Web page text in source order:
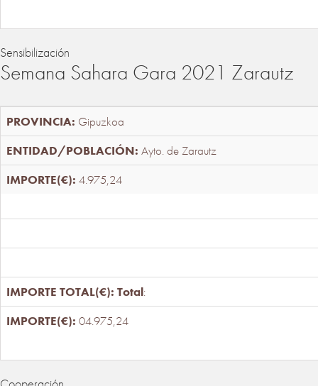
Sensibilización
Semana Sahara Gara 2021 Zarautz
Gipuzkoa
Ayto. de Zarautz
4.975,24
Total:
04.975,24